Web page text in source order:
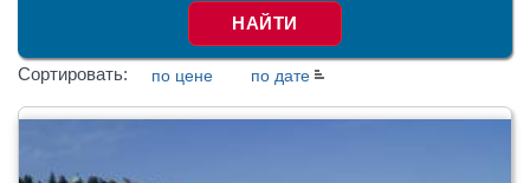
НАЙТИ
Сортировать: по цене по дате